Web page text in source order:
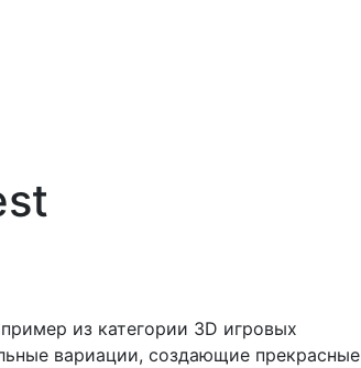
из категории 3D игровых
вариации, создающие прекрасные